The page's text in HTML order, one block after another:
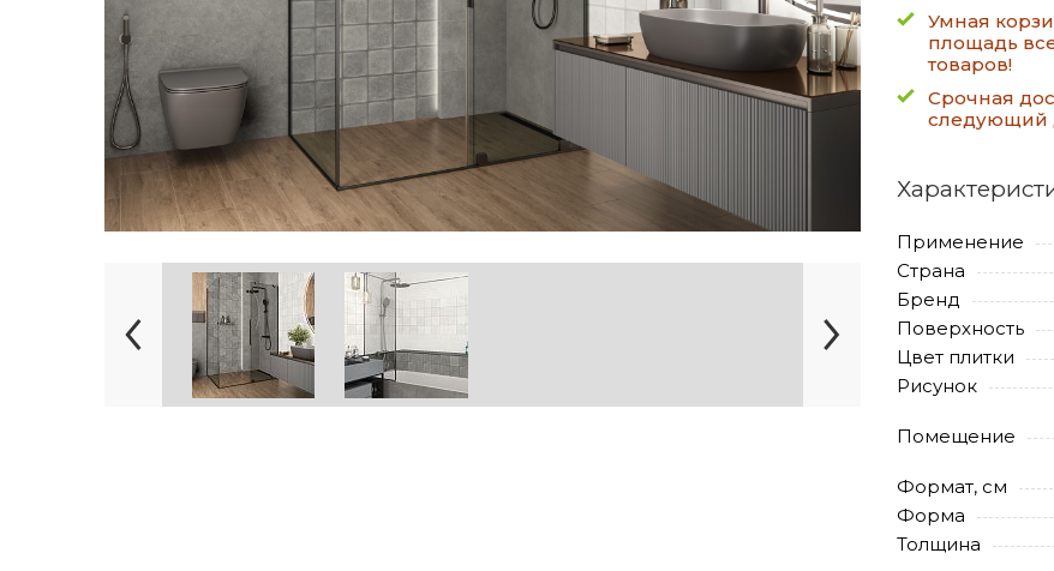
Умная
площадь
товаров!
Срочная
следующий
Применение
Страна
Бренд
Поверхность
Цвет плитки
Рисунок
Помещение
Формат, см
Форма
Толщина